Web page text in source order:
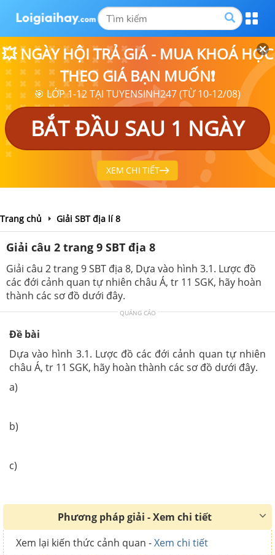
💥 NGÀY HỘI TRẢ GIÁ - MUA KHOÁ HỌC
THEO GIÁ BẠN MUỐN❗
🎯 LỚP 1-12 TẠI TUYENSINH247 (TỪ 10-12/08)
BẮT ĐẦU SAU 1 NGÀY
XEM CHI TIẾT
Trang chủ Giải SBT địa lí 8
Giải câu 2 trang 9 SBT địa 8
Giải câu 2 trang 9 SBT địa 8, Dựa vào hình 3.1. Lược đồ
các đới cảnh quan tự nhiên châu Á, tr 11 SGK, hãy hoàn
thành các sơ đồ dưới đây.
QUẢNG CÁO
Đề bài
Dựa vào hình 3.1. Lược đồ các đới cảnh quan tự nhiên
châu Á, tr 11 SGK, hãy hoàn thành các sơ đồ dưới đây.
a)
b)
c)
Phương pháp giải - Xem chi tiết
Xem lại kiến thức cảnh quan -Xem chi tiết